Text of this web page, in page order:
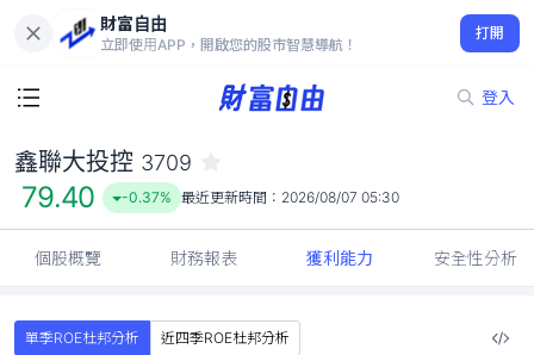
財富自由
立即使用APP，開啟您的股市智慧導航！
打開
登入
79.40
-0.37%
鑫聯大投控 3709
79.40 -0.37% 最近更新時間： 2026/08/07 05:30
個股概覽 財務報表 獲利能力 安全性分析
單季ROE杜邦分析
近四季ROE杜邦分析